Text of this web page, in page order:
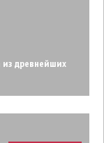
из древнейших